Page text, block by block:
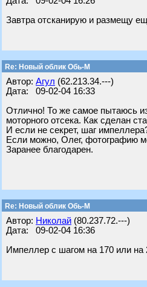
Завтра отсканирую и размещу
Re: Новый облик Обь-М
Автор: Агул (62.213.34.---)
Дата: 09-02-04 16:33
Отлично! То же самое пытаюсь
моторного отсека. Как сделан
И если не секрет, шаг
Если можно, Олег, фотографию
Заранее благодарен.
Re: Новый облик Обь-М
Автор: Николай (80.237.72.---)
Дата: 09-02-04 16:36
Импеллер с шагом на 170 или на